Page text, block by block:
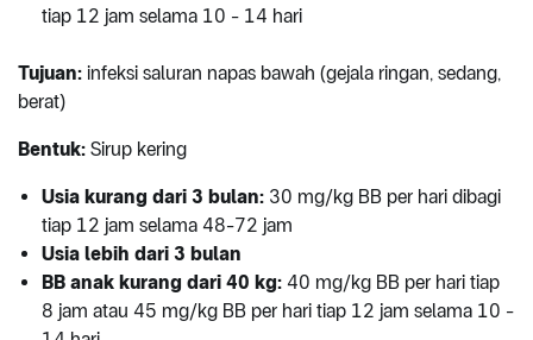
tiap 12 jam selama 10 - 14 hari
Tujuan: infeksi saluran napas bawah (gejala ringan, sedang,
berat)
Bentuk: Sirup kering
Usia kurang dari 3 bulan: 30 mg/kg BB per hari dibagi
tiap 12 jam selama 48-72 jam
Usia lebih dari 3 bulan
BB anak kurang dari 40 kg: 40 mg/kg BB per hari tiap
8 jam atau 45 mg/kg BB per hari tiap 12 jam selama 10 -